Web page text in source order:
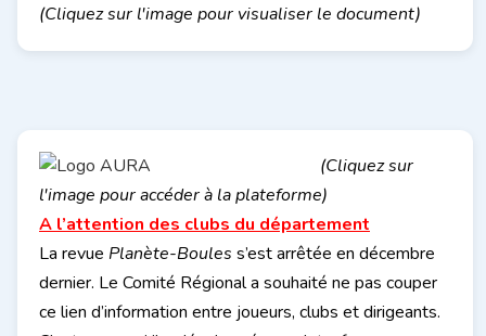
(Cliquez sur l'image pour visualiser le document)
(Cliquez sur
l'image pour accéder à la plateforme)
A l’attention des clubs du département
La revue Planète-Boules s’est arrêtée en décembre
dernier. Le Comité Régional a souhaité ne pas couper
ce lien d’information entre joueurs, clubs et dirigeants.